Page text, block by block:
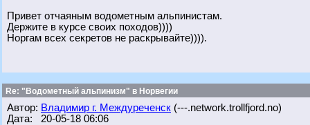
Привет отчаяным водометным альпинистам.
Держите в курсе своих походов))))
Норгам всех секретов не раскрывайте)))).
Re: "Водометный альпинизм" в Норвегии
Автор: Владимир г. Междуреченск (---.network.trollfjord.no)
Дата: 20-05-18 06:06